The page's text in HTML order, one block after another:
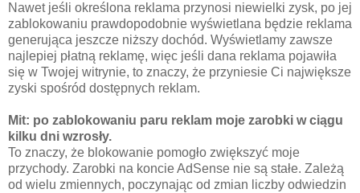
Nawet jeśli określona reklama przynosi niewielki zysk, po jej
zablokowaniu prawdopodobnie wyświetlana będzie reklama
generująca jeszcze niższy dochód. Wyświetlamy zawsze
najlepiej płatną reklamę, więc jeśli dana reklama pojawiła
się w Twojej witrynie, to znaczy, że przyniesie Ci największe
zyski spośród dostępnych reklam.
Mit: po zablokowaniu paru reklam moje zarobki w ciągu
kilku dni wzrosły.
To znaczy, że blokowanie pomogło zwiększyć moje
przychody. Zarobki na koncie AdSense nie są stałe. Zależą
od wielu zmiennych, poczynając od zmian liczby odwiedzin